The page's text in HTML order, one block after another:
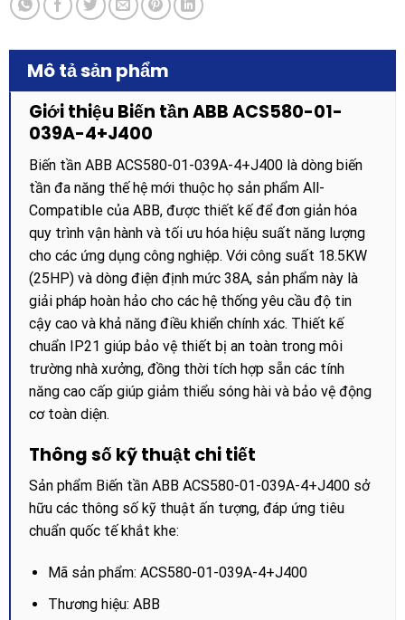
Mô tả sản phẩm
Giới thiệu Biến tần ABB ACS580-01-
039A-4+J400
Biến tần ABB ACS580-01-039A-4+J400 là dòng biến
tần đa năng thế hệ mới thuộc họ sản phẩm All-
Compatible của ABB, được thiết kế để đơn giản hóa
quy trình vận hành và tối ưu hóa hiệu suất năng lượng
cho các ứng dụng công nghiệp. Với công suất 18.5KW
(25HP) và dòng điện định mức 38A, sản phẩm này là
giải pháp hoàn hảo cho các hệ thống yêu cầu độ tin
cậy cao và khả năng điều khiển chính xác. Thiết kế
chuẩn IP21 giúp bảo vệ thiết bị an toàn trong môi
trường nhà xưởng, đồng thời tích hợp sẵn các tính
năng cao cấp giúp giảm thiểu sóng hài và bảo vệ động
cơ toàn diện.
Thông số kỹ thuật chi tiết
Sản phẩm Biến tần ABB ACS580-01-039A-4+J400 sở
hữu các thông số kỹ thuật ấn tượng, đáp ứng tiêu
chuẩn quốc tế khắt khe:
Mã sản phẩm: ACS580-01-039A-4+J400
Thương hiệu: ABB